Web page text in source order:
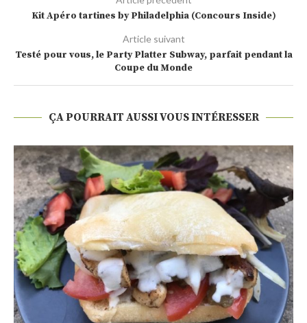
Kit Apéro tartines by Philadelphia (Concours Inside)
Article suivant
Testé pour vous, le Party Platter Subway, parfait pendant la
Coupe du Monde
ÇA POURRAIT AUSSI VOUS INTÉRESSER